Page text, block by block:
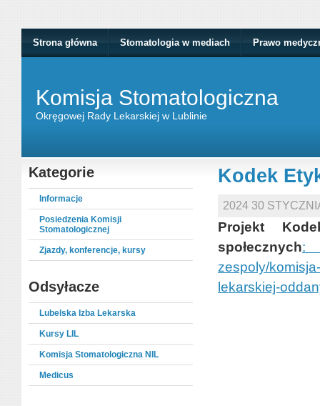
Strona główna Stomatologia w mediach Prawo
Komisja Stomatologiczna
Okręgowej Rady Lekarskiej w Lublinie
Kategorie
Informacje
Posiedzenia Komisji
Stomatologicznej
Zjazdy, konferencje, kursy
Odsyłacze
Lubelska Izba Lekarska
Kursy LIL
Komisja Stomatologiczna NIL
Medicus
Kodek
2024 30
Projekt
społecznych
zespoly/
lekarskiej-